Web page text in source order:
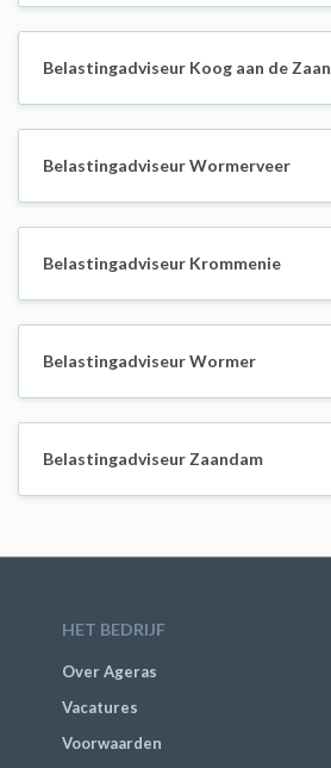
Belastingadviseur Koog aan de Zaan
Belastingadviseur Wormerveer
Belastingadviseur Krommenie
Belastingadviseur Wormer
Belastingadviseur Zaandam
HET BEDRIJF
Over Ageras
Vacatures
Voorwaarden